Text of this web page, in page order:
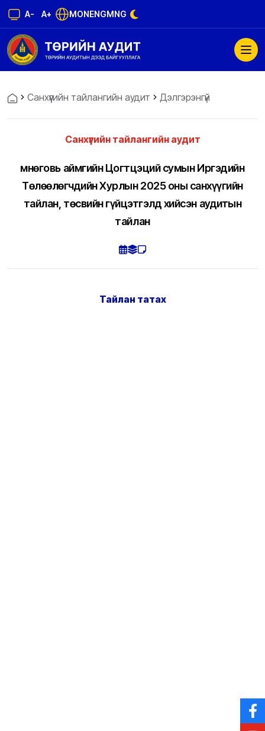
A- A+ MONENGMNG
Санхүүгийн тайлангийн аудит Дэлгэрэнгүй
Санхүүгийн тайлангийн аудит
Өмнөговь аймгийн Цогтцэций сумын Иргэдийн
Төлөөлөгчдийн Хурлын 2025 оны санхүүгийн
тайлан, төсвийн гүйцэтгэлд хийсэн аудитын
тайлан
Тайлан татах